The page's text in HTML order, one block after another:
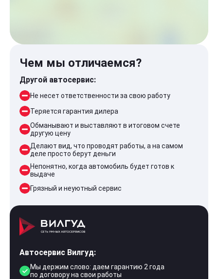
Чем мы отличаемся?
Другой автосервис:
Не несет ответственности за свою работу
Теряется гарантия дилера
Обманывают и выставляют в итоговом счете
другую цену
Делают вид, что проводят работы, а на самом
деле просто берут деньги
Непонятно, когда автомобиль будет готов к
выдаче
Грязный и неуютный сервис
Автосервис Вилгуд:
Мы держим слово: даем гарантию 2 года
по договору на свои работы